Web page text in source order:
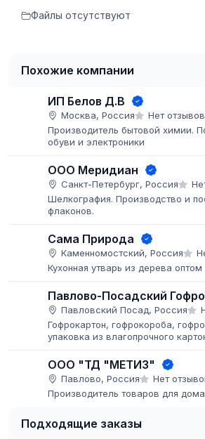
Файлы отсутствуют
Похожие компании
ИП Белов Д.В
Москва, Россия
Нет отзывов
Производитель бытовой химии.
обуви и электроники
ООО Меридиан
Санкт-Петербург, Россия
Шелкография. Производство и
флаконов.
Сама Природа
Каменномостский, Россия
Кухонная утварь из дерева оптом
Павлово-Посадский
Павловский Посад, Россия
Гофрокартон, гофрокороба,
упаковка из влагопрочного
изображений методом
ООО "ТД "МЕТИЗ"
Павлово, Россия
Нет
Производитель товаров для
Подходящие заказы